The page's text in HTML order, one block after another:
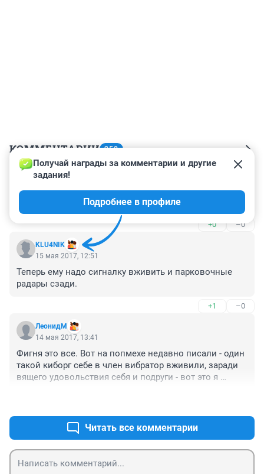
КОММЕНТАРИИ 250
Гость
Женя, ну хоть щас ровно вышло или как обычно?
+0 –0
KLU4NIK
Получай награды за комментарии и другие
задания!
Подробнее в профиле
15 мая 2017, 12:51
Теперь ему надо сигналку вживить и парковочные
радары сзади.
+1 –0
ЛеонидМ
14 мая 2017, 13:41
Фигня это все. Вот на попмехе недавно писали - один
такой киборг себе в член вибратор вживили, заради
вящего удовольствия себя и подруги - вот это я
родной город :)
Читать все комментарии